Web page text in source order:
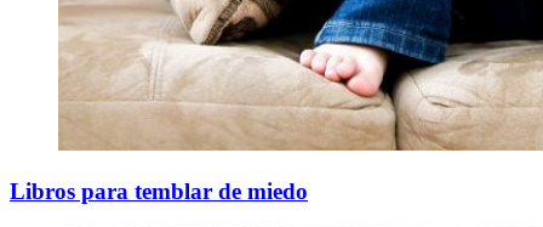
Libros para temblar de miedo